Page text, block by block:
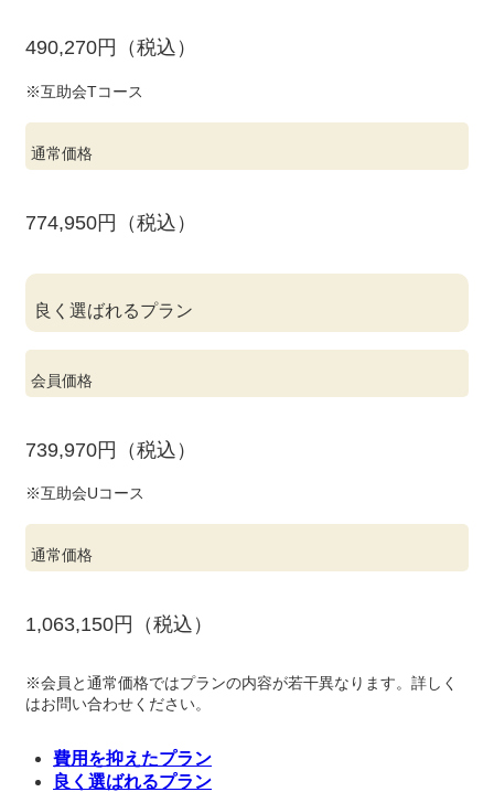
490,270円（税込）
※互助会Tコース
通常価格
774,950円（税込）
良く選ばれるプラン
会員価格
739,970円（税込）
※互助会Uコース
通常価格
1,063,150円（税込）
※会員と通常価格ではプランの内容が若干異なります。詳しく
はお問い合わせください。
費用を抑えたプラン
良く選ばれるプラン